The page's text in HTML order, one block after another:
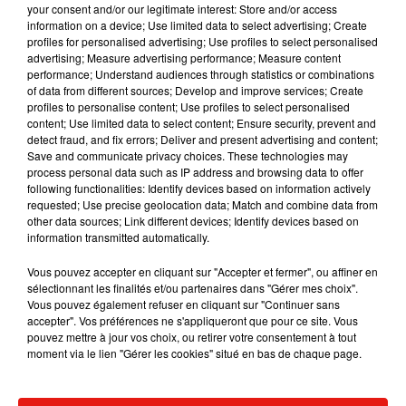
souhaitez l'afficher, merci de nous donner votre accord
en cliquant sur le bouton ci-dessous.
Afficher l'élément
Cet élément est masqué compte-tenu du refus du
dépôt de cookies que vous avez exprimé. Si vous
souhaitez l'afficher, merci de nous donner votre accord
en cliquant sur le bouton ci-dessous.
"L’HAARP, c’est un bruit de fond qui existe dans la
complosphère depuis une dizaine d’années. Il se réactive
systématiquement à chaque événement sismique ou
your consent and/or our legitimate interest: Store and/or access
information on a device; Use limited data to select advertising; Create
profiles for personalised advertising; Use profiles to select personalised
advertising; Measure advertising performance; Measure content
performance; Understand audiences through statistics or combinations
of data from different sources; Develop and improve services; Create
profiles to personalise content; Use profiles to select personalised
content; Use limited data to select content; Ensure security, prevent and
detect fraud, and fix errors; Deliver and present advertising and content;
Save and communicate privacy choices. These technologies may
process personal data such as IP address and browsing data to offer
following functionalities: Identify devices based on information actively
requested; Use precise geolocation data; Match and combine data from
other data sources; Link different devices; Identify devices based on
information transmitted automatically.
Vous pouvez accepter en cliquant sur "Accepter et fermer", ou affiner en
sélectionnant les finalités et/ou partenaires dans "Gérer mes choix".
Vous pouvez également refuser en cliquant sur "Continuer sans
accepter". Vos préférences ne s'appliqueront que pour ce site. Vous
pouvez mettre à jour vos choix, ou retirer votre consentement à tout
moment via le lien "Gérer les cookies" situé en bas de chaque page.